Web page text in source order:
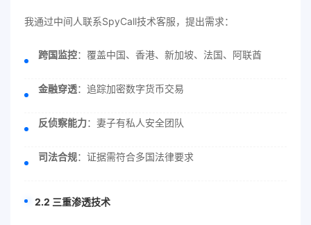
我通过中间人联系SpyCall技术客服，提出需求：
跨国监控：覆盖中国、香港、新加坡、法国、阿联酋
金融穿透：追踪加密数字货币交易
反侦察能力：妻子有私人安全团队
司法合规：证据需符合多国法律要求
2.2 三重渗透技术